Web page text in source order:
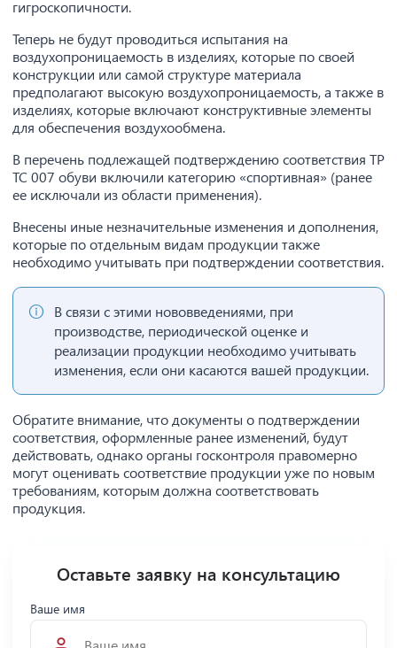
гигроскопичности.
Теперь не будут проводиться испытания на
воздухопроницаемость в изделиях, которые по своей
конструкции или самой структуре материала
предполагают высокую воздухопроницаемость, а также в
изделиях, которые включают конструктивные элементы
для обеспечения воздухообмена.
В перечень подлежащей подтверждению соответствия ТР
ТС 007 обуви включили категорию «спортивная» (ранее
ее исключали из области применения).
Внесены иные незначительные изменения и дополнения,
которые по отдельным видам продукции также
необходимо учитывать при подтверждении соответствия.
В связи с этими нововведениями, при
производстве, периодической оценке и
реализации продукции необходимо учитывать
изменения, если они касаются вашей продукции.
Обратите внимание, что документы о подтверждении
соответствия, оформленные ранее изменений, будут
действовать, однако органы госконтроля правомерно
могут оценивать соответствие продукции уже по новым
требованиям, которым должна соответствовать
продукция.
Оставьте заявку на консультацию
Ваше имя